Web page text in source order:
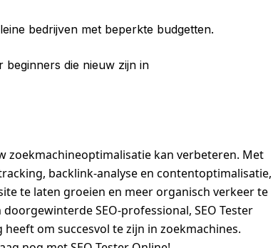
bedrijven met beperkte budgetten.
die nieuw zijn in
zoekmachineoptimalisatie kan verbeteren. Met
backlink-analyse en contentoptimalisatie,
te laten groeien en meer organisch verkeer te
SEO-professional, SEO Tester
om succesvol te zijn in zoekmachines.